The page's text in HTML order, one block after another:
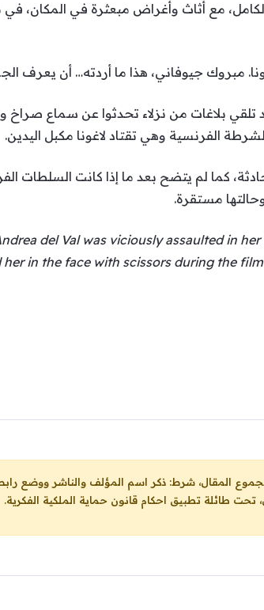
مع أثاث وأغراض مبعثرة في
مبروك جيوفاني، هذا ما أردته… أن يعرف
تلقي بلاغات من نزلاء تحدثوا عن سماع
الفرنسية وهي تقتاد لاغونا مكبل اليدين.
كما لم يتضح بعد ما إذا كانت السلطات
مستقرة.
del Val was viciously assaulted in
her in the face with scissors during the
تحت طائلة تطبيق احكام قانون حماية الملكية الفكرية.